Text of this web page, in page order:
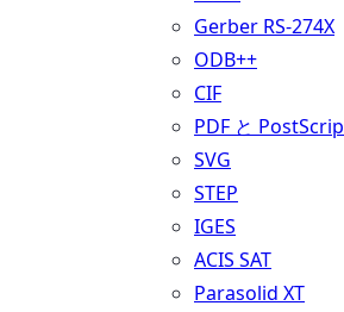
Gerber RS-274X
ODB++
CIF
PDF と
SVG
STEP
IGES
ACIS SAT
Parasolid XT